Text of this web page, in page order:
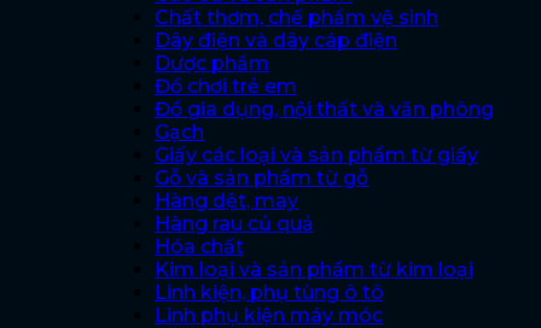
Chất thơm, chế phẩm vệ sinh
Dây điện và dây cáp điện
Dược phẩm
Đồ chơi trẻ em
Đồ gia dụng, nội thất và văn phòng
Gạch
Giấy các loại và sản phẩm từ giấy
Gỗ và sản phẩm từ gỗ
Hàng dệt, may
Hàng rau củ quả
Hóa chất
Kim loại và sản phẩm từ kim loại
Linh kiện, phụ tùng ô tô
Linh phụ kiện máy móc